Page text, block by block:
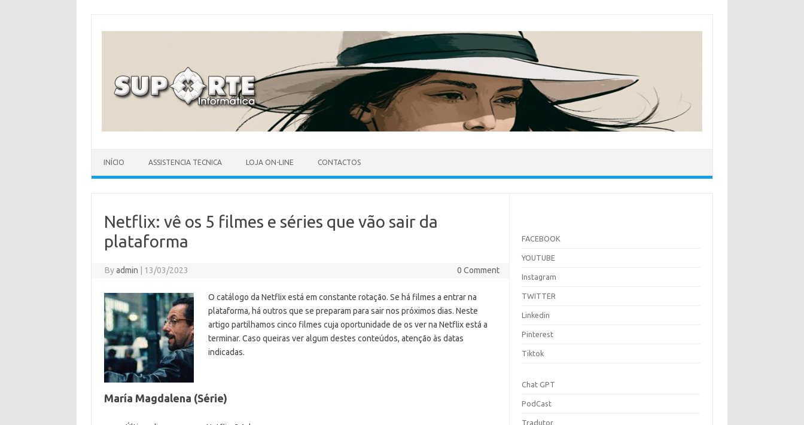
INÍCIO ASSISTENCIA TECNICA LOJA ON-LINE CONTACTOS
Netflix: vê os 5 filmes e séries que vão sair da
plataforma
Byadmin 13/03/2023 0 Comment
O catálogo da Netflix está em constante rotação. Se há filmes a entrar na
plataforma, há outros que se preparam para sair nos próximos dias. Neste
artigo partilhamos cinco filmes cuja oportunidade de os ver na Netflix está a
terminar. Caso queiras ver algum destes conteúdos, atenção às datas
indicadas.
María Magdalena (Série)
FACEBOOK
YOUTUBE
Instagram
TWITTER
Linkedin
Pinterest
Tiktok
Chat GPT
PodCast
Tradutor